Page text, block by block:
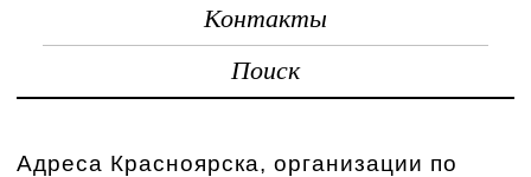
Контакты
Поиск
Адреса Красноярска, организации по